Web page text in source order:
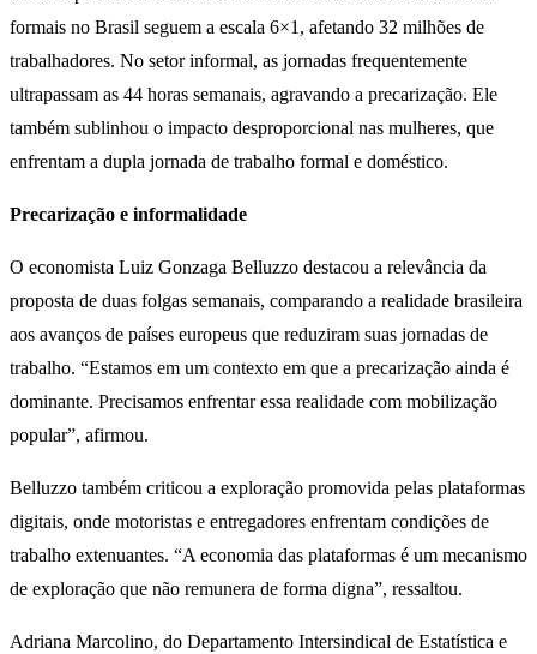
formais no Brasil seguem a escala 6×1, afetando 32 milhões de
trabalhadores. No setor informal, as jornadas frequentemente
ultrapassam as 44 horas semanais, agravando a precarização. Ele
também sublinhou o impacto desproporcional nas mulheres, que
enfrentam a dupla jornada de trabalho formal e doméstico.
Precarização e informalidade
O economista Luiz Gonzaga Belluzzo destacou a relevância da
proposta de duas folgas semanais, comparando a realidade brasileira
aos avanços de países europeus que reduziram suas jornadas de
trabalho. “Estamos em um contexto em que a precarização ainda é
dominante. Precisamos enfrentar essa realidade com mobilização
popular”, afirmou.
Belluzzo também criticou a exploração promovida pelas plataformas
digitais, onde motoristas e entregadores enfrentam condições de
trabalho extenuantes. “A economia das plataformas é um mecanismo
de exploração que não remunera de forma digna”, ressaltou.
Adriana Marcolino, do Departamento Intersindical de Estatística e